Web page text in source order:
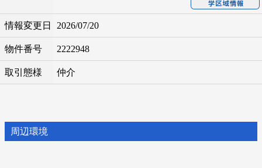
情報変更日 2026/07/20
物件番号 2222948
取引態様 仲介
周辺環境